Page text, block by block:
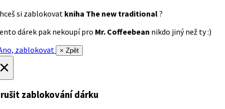
si zablokovat kniha The new traditional?
dárek pak nekoupí pro Mr. Coffeebean nikdo jiný než ty :)
zablokovat
× Zpět
zablokování dárku